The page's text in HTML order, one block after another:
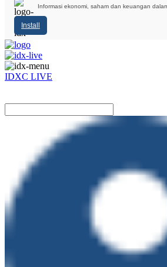
Informasi ekonomi, saham dan keuangan
Install
IDXC LIVE